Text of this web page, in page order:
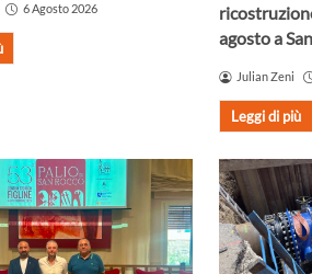
6 Agosto 2026
agosto a
Julian Zeni
Leggi di più